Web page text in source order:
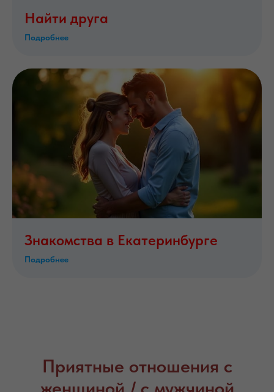
Найти друга
Подробнее
Знакомства в Екатеринбурге
Подробнее
Приятные отношения с